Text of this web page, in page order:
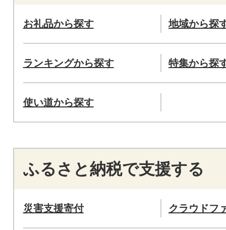
お礼品から探す 地域から探
ランキングから探す 特集から探
使い道から探す
ふるさと納税で支援する
災害支援寄付 クラウドフ